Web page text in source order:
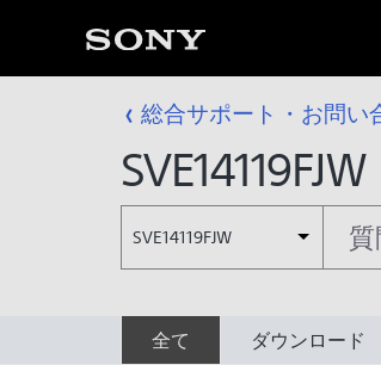
総合サポート・お問い
SVE14119FJW
SVE14119FJW
全て ダウンロード